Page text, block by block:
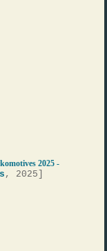
2025 -
, 2025]